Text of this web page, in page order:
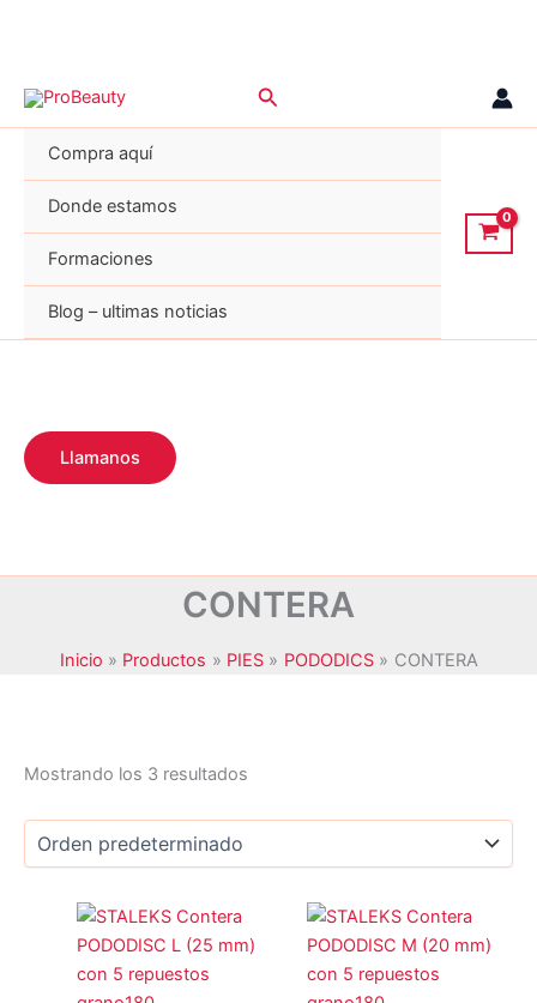
Buscar
Compra aquí
Donde estamos
Formaciones
Blog – ultimas noticias
Llamanos
CONTERA
Inicio Productos PIES PODODICS CONTERA
JANSSEN COSMETICS
KRYOLAN
MAXYMOVA
(0)
NOYLES (0)
Mostrando los 3 resultados